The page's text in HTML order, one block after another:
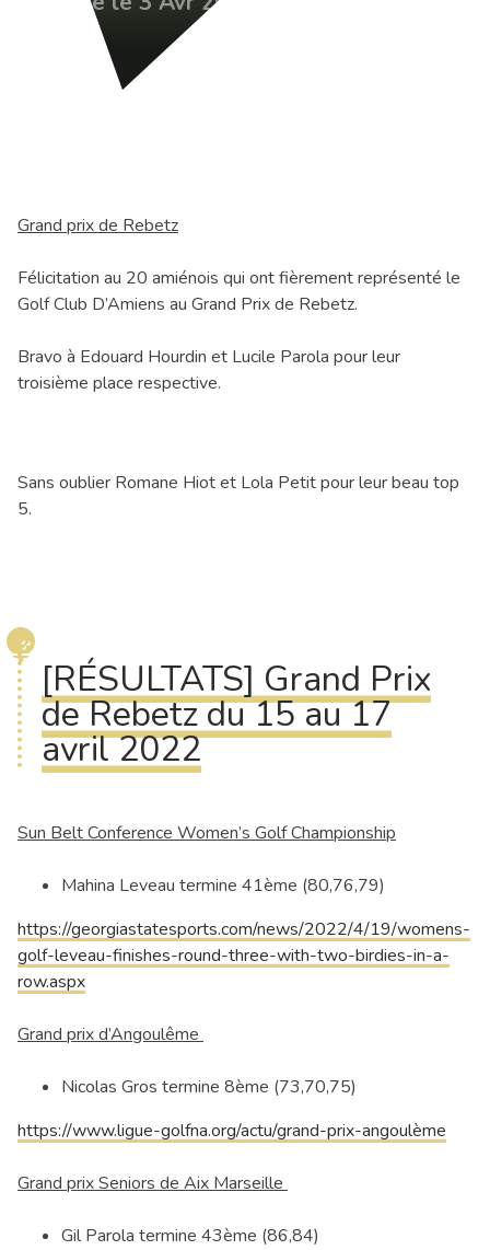
Grand prix de Rebetz
Félicitation au 20 amiénois qui ont fièrement représenté le
Golf Club D’Amiens au Grand Prix de Rebetz.
Bravo à Edouard Hourdin et Lucile Parola pour leur
troisième place respective.
Sans oublier Romane Hiot et Lola Petit pour leur beau top
5.
[RÉSULTATS] Grand Prix
de Rebetz du 15 au 17
avril 2022
Sun Belt Conference Women’s Golf Championship
Mahina Leveau termine 41ème (80,76,79)
https://georgiastatesports.com/news/2022/4/19/womens-
golf-leveau-finishes-round-three-with-two-birdies-in-a-
row.aspx
Grand prix d’Angoulême
Nicolas Gros termine 8ème (73,70,75)
https://www.ligue-golfna.org/actu/grand-prix-angoulème
Grand prix Seniors de Aix Marseille
Gil Parola termine 43ème (86,84)